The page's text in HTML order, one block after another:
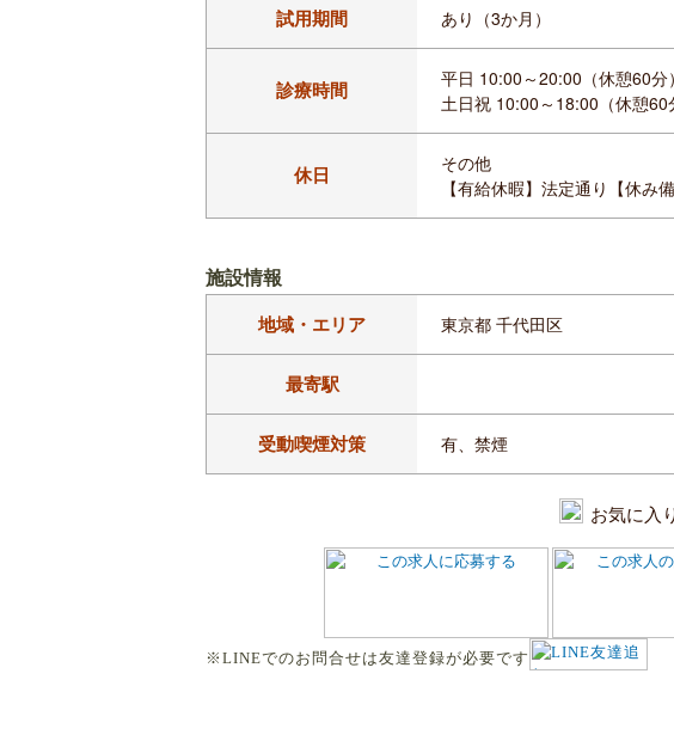
試用期間 あり（3か月）
診療時間
平日 10:00～20:00（休憩60分）
土日祝 10:00～18:00（休憩60
休日
その他
【有給休暇】法定通り【休み
施設情報
地域・エリア 東京都 千代田区
最寄駅
受動喫煙対策 有、禁煙
お気に入
※LINEでのお問合せは友達登録が必要です